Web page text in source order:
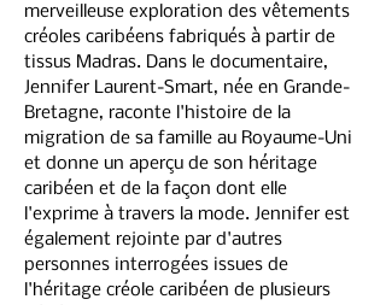
merveilleuse exploration des vêtements
créoles caribéens fabriqués à partir de
tissus Madras. Dans le documentaire,
Jennifer Laurent-Smart, née en Grande-
Bretagne, raconte l'histoire de la
migration de sa famille au Royaume-Uni
et donne un aperçu de son héritage
caribéen et de la façon dont elle
l'exprime à travers la mode. Jennifer est
également rejointe par d'autres
personnes interrogées issues de
l'héritage créole caribéen de plusieurs